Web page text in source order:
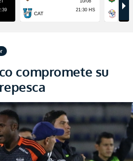
compromete su